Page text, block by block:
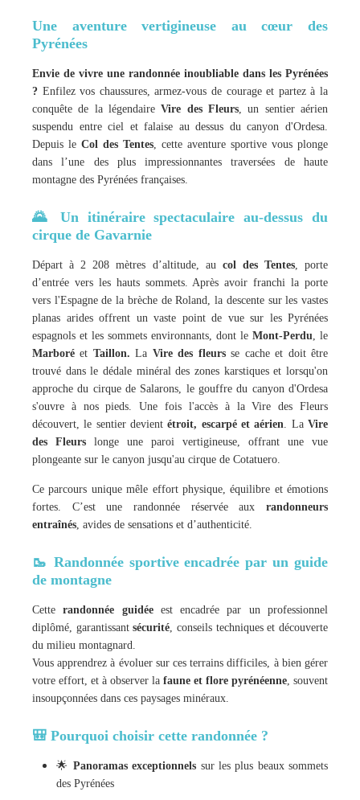
Une aventure vertigineuse au cœur des
Pyrénées
Envie de vivre une randonnée inoubliable dans les Pyrénées
? Enfilez vos chaussures, armez-vous de courage et partez à la
conquête de la légendaireVire des Fleurs, un sentier aérien
suspendu entre ciel et falaise au dessus du canyon d'Ordesa.
Depuis le Col des Tentes, cette aventure sportive vous plonge
dans l’une des plus impressionnantes traversées de haute
montagne des Pyrénées françaises.
🌄 Un itinéraire spectaculaire au-dessus du
cirque de Gavarnie
Départ à 2 208 mètres d’altitude, au col des Tentes, porte
d’entrée vers les hauts sommets. Après avoir franchi la porte
vers l'Espagne de la brèche de Roland, la descente sur les vastes
planas arides offrent un vaste point de vue sur les Pyrénées
espagnols et les sommets environnants, dont le Mont-Perdu, le
Marboré et Taillon.La Vire des fleursse cache et doit être
trouvé dans le dédale minéral des zones karstiques et lorsqu'on
approche du cirque de Salarons, le gouffre du canyon d'Ordesa
s'ouvre à nos pieds. Une fois l'accès à la Vire des Fleurs
découvert, le sentier devientétroit, escarpé et aérien. LaVire
des Fleurs longe une paroi vertigineuse, offrant une vue
plongeante sur le canyon jusqu'au cirque de Cotatuero.
Ce parcours unique mêle effort physique, équilibre et émotions
fortes. C’est une randonnée réservée aux randonneurs
entraînés, avides de sensations et d’authenticité.
🥾 Randonnée sportive encadrée par un guide
de montagne
Cetterandonnée guidéeest encadrée par un professionnel
diplômé, garantissantsécurité, conseils techniques et découverte
du milieu montagnard.
Vous apprendrez à évoluer sur ces terrains difficiles, à bien gérer
votre effort, et à observer la faune et flore pyrénéenne, souvent
insoupçonnées dans ces paysages minéraux.
🎒 Pourquoi choisir cette randonnée ?
🌟 Panoramas exceptionnels sur les plus beaux sommets
des Pyrénées